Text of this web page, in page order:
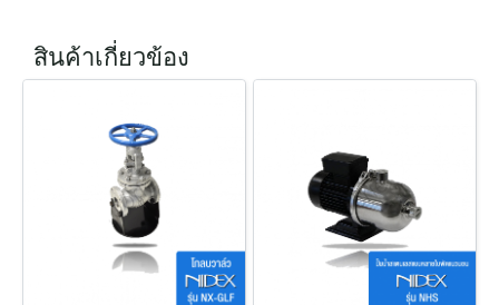
สินค้าเกี่ยวข้อง